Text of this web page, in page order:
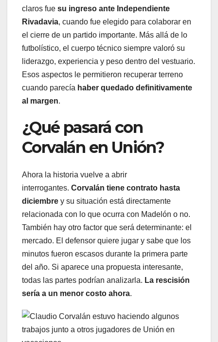
claros fue su ingreso ante Independiente
Rivadavia, cuando fue elegido para colaborar en
el cierre de un partido importante. Más allá de lo
futbolístico, el cuerpo técnico siempre valoró su
liderazgo, experiencia y peso dentro del vestuario.
Esos aspectos le permitieron recuperar terreno
cuando parecía haber quedado definitivamente
al margen.
¿Qué pasará con
Corvalán en Unión?
Ahora la historia vuelve a abrir
interrogantes. Corvalán tiene contrato hasta
diciembre y su situación está directamente
relacionada con lo que ocurra con Madelón o no.
También hay otro factor que será determinante: el
mercado. El defensor quiere jugar y sabe que los
minutos fueron escasos durante la primera parte
del año. Si aparece una propuesta interesante,
todas las partes podrían analizarla. La rescisión
sería a un menor costo ahora.